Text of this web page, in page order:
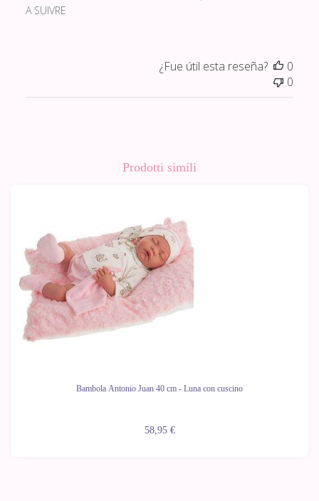
A SUIVRE
¿Fue útil esta reseña?
0
0
Prodotti simili
Bambola Antonio Juan 40 cm - Luna con cuscino
58,95 €